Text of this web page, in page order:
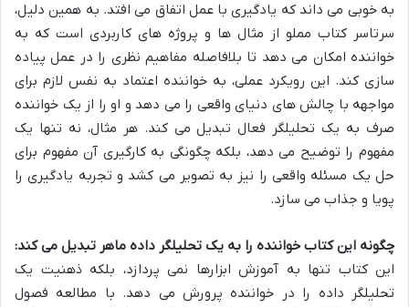
به خوبی می داند که یادگیری با عمل اتفاق می افتد. به همین دلیل،
سرتاسر کتاب مملو از مثال ها و پروژه های کاربردی است که به
خواننده امکان می دهد تا بلافاصله مفاهیم نظری را در عمل پیاده
سازی کند. این رویکرد عملی، به خواننده اعتماد به نفس لازم برای
مواجهه با چالش های دنیای واقعی را می دهد و او را از یک خواننده
صرف به یک تحلیلگر فعال تبدیل می کند. هر مثال، نه تنها یک
مفهوم را توضیح می دهد، بلکه چگونگی به کارگیری آن مفهوم برای
حل یک مسئله واقعی را نیز به تصویر می کشد و تجربه یادگیری را
پویا و جذاب می سازد.
چگونه این کتاب خواننده را به یک تحلیلگر داده ماهر تبدیل می کند:
این کتاب تنها به آموزش ابزارها نمی پردازد، بلکه ذهنیت یک
تحلیلگر داده را در خواننده پرورش می دهد. با مطالعه فصول